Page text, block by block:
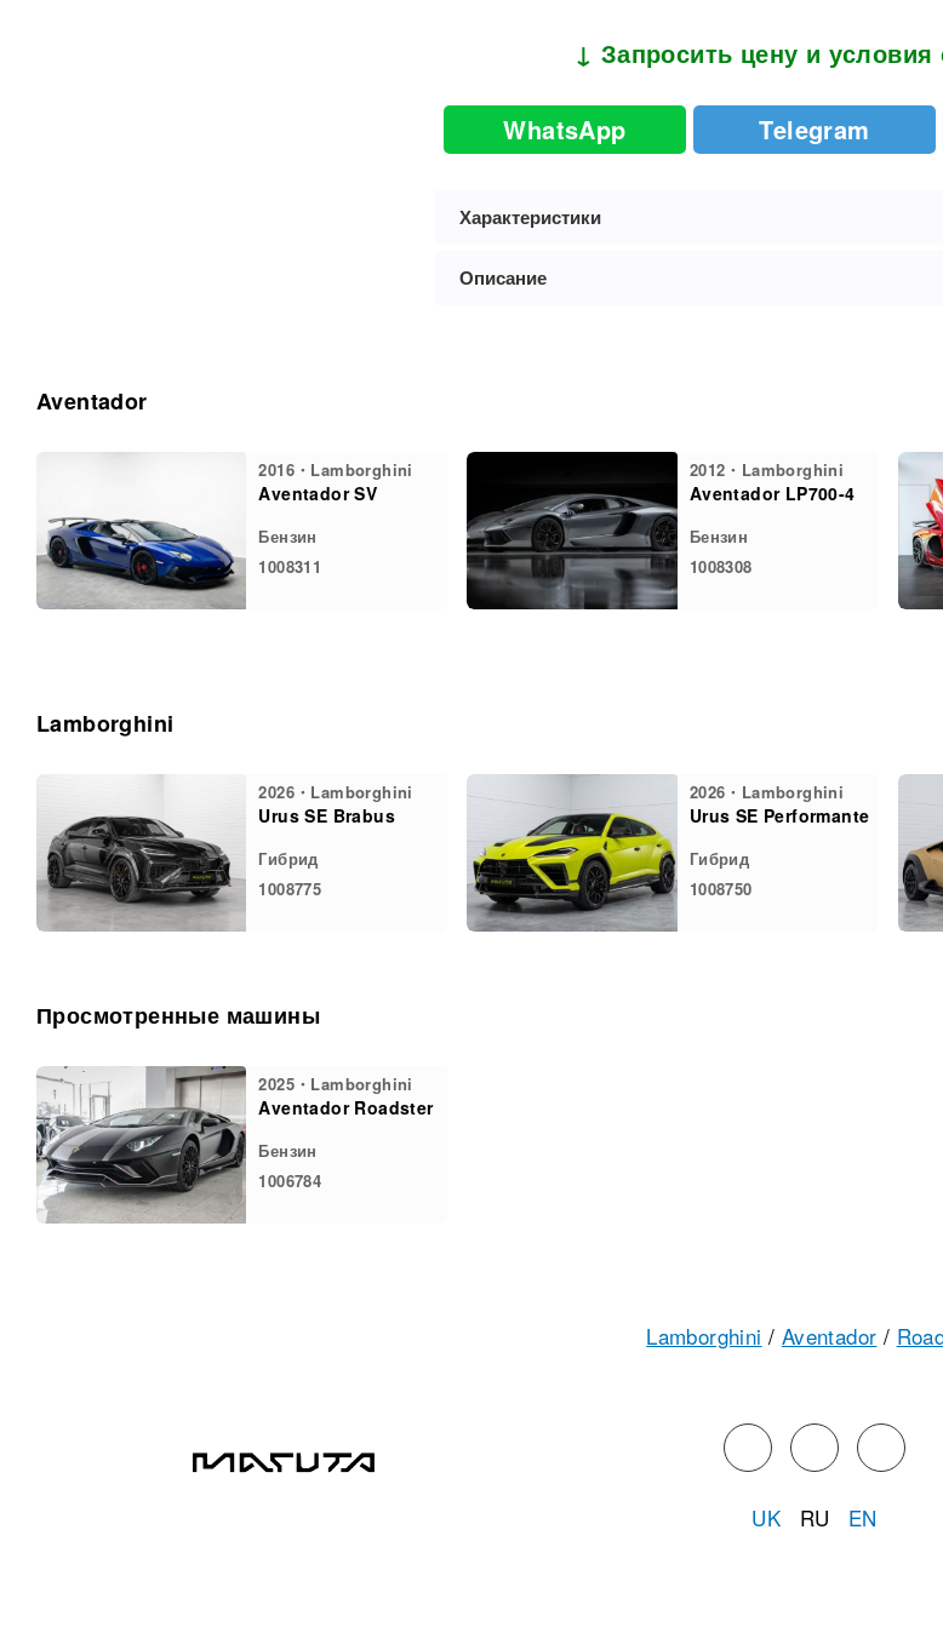
↓ Запросить цену и условия
WhatsApp Telegram
Характеристики
Описание
Aventador
2016・Lamborghini
Aventador SV
Бензин
1008311
2012・Lamborghini
Aventador LP700-4
Бензин
1008308
Lamborghini
2026・Lamborghini
Urus SE Brabus
Гибрид
1008775
2026・Lamborghini
Urus SE Performante
Гибрид
1008750
Просмотренные машины
2025・Lamborghini
Aventador Roadster
Бензин
1006784
Lamborghini / Aventador /
UK RU EN